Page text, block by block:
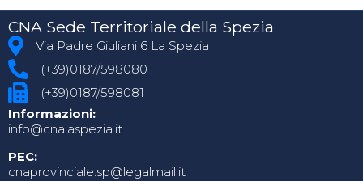
CNA Sede Territoriale della Spezia
Via Padre Giuliani 6 La Spezia
(+39)0187/598080
(+39)0187/598081
Informazioni:
info@cnalaspezia.it
PEC:
cnaprovinciale.sp@legalmail.it